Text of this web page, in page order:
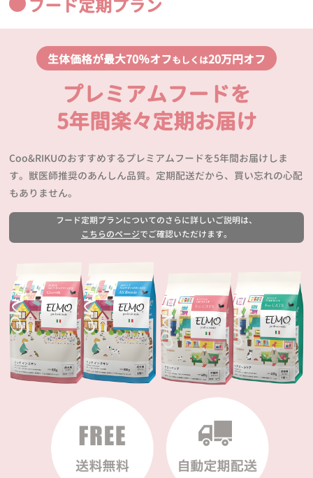
フード定期プラン
生体価格が最大70％オフもしくは20万円オフ
プレミアムフードを
5年間楽々定期お届け
Coo&RIKUのおすすめするプレミアムフードを5年間お届けしま
す。獣医師推奨のあんしん品質。定期配送だから、買い忘れの心配
もありません。
フード定期プランについてのさらに詳しいご説明は、
こちらのページでご確認いただけます。